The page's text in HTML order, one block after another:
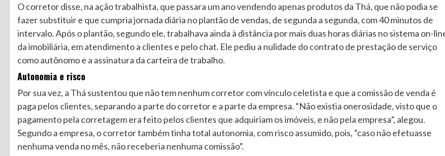
O corretor disse, na ação trabalhista, que passara um ano vendendo apenas produtos da Thá, que não podia se
fazer substituir e que cumpria jornada diária no plantão de vendas, de segunda a segunda, com 40 minutos de
intervalo. Após o plantão, segundo ele, trabalhava ainda à distância por mais duas horas diárias no sistema on-
da imobiliária, em atendimento a clientes e pelo chat. Ele pediu a nulidade do contrato de prestação de serviço
como autônomo e a assinatura da carteira de trabalho.
Autonomia e risco
Por sua vez, a Thá sustentou que não tem nenhum corretor com vínculo celetista e que a comissão de venda é
paga pelos clientes, separando a parte do corretor e a parte da empresa. “Não existia onerosidade, visto que o
pagamento pela corretagem era feito pelos clientes que adquiriam os imóveis, e não pela empresa”, alegou.
Segundo a empresa, o corretor também tinha total autonomia, com risco assumido, pois, “caso não efetuasse
nenhuma venda no mês, não receberia nenhuma comissão”.